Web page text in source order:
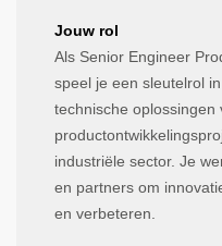
Jouw rol
Als Senior Engineer
speel je een sleutelrol
technische oplossingen
industriële sector. Je
en partners om
en verbeteren.